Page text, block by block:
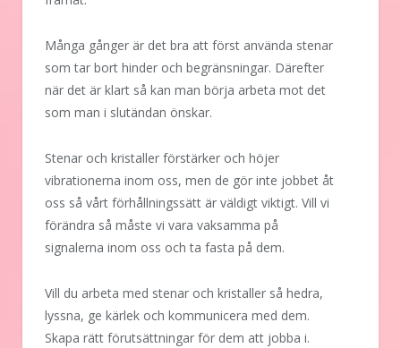
Många gånger är det bra att först använda stenar
som tar bort hinder och begränsningar. Därefter
när det är klart så kan man börja arbeta mot det
som man i slutändan önskar.
Stenar och kristaller förstärker och höjer
vibrationerna inom oss, men de gör inte jobbet åt
oss så vårt förhållningssätt är väldigt viktigt. Vill vi
förändra så måste vi vara vaksamma på
signalerna inom oss och ta fasta på dem.
Vill du arbeta med stenar och kristaller så hedra,
lyssna, ge kärlek och kommunicera med dem.
Skapa rätt förutsättningar för dem att jobba i.